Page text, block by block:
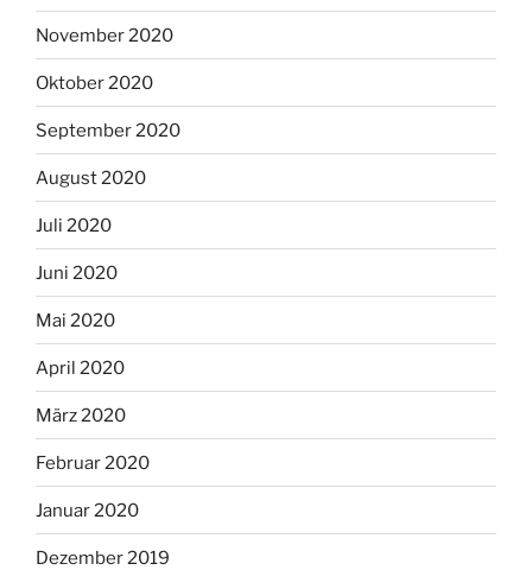
November 2020
Oktober 2020
September 2020
August 2020
Juli 2020
Juni 2020
Mai 2020
April 2020
März 2020
Februar 2020
Januar 2020
Dezember 2019